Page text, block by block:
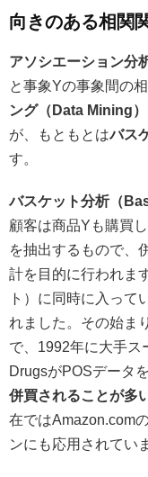
向きのある相関
アソシエーション分
と事象Yの事象間の
ング（Data Mining）
が、もともとはバス
す。
バスケット分析（
顧客は商品Yも購買
を抽出するもので、
計を目的に行われま
ト）に同時に入って
れました。その始ま
で、1992年に大手ス
DrugsがPOSデータ
併買されることが多
在ではAmazon.com
ンにも応用されてい